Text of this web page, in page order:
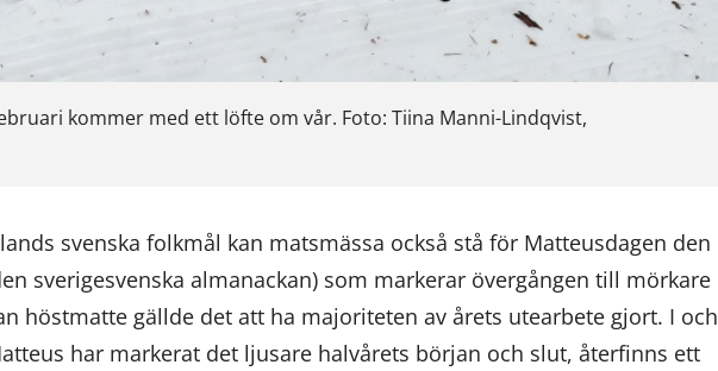
kommer med ett löfte om vår. Foto: Tiina Manni-Lindqvist,
svenska folkmål kan matsmässa också stå för Matteusdagen den
sverigesvenska almanackan) som markerar övergången till mörkare
höstmatte gällde det att ha majoriteten av årets utearbete gjort. I och
har markerat det ljusare halvårets början och slut, återfinns ett